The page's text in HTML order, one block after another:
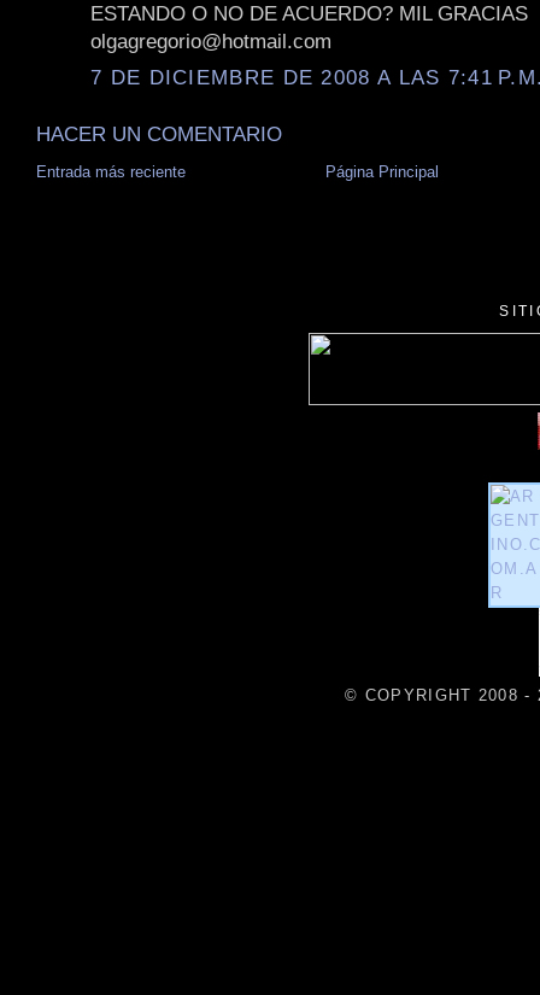
ESTANDO O NO DE ACUERDO? MIL GRACIAS
olgagregorio@hotmail.com
7 DE DICIEMBRE DE 2008 A LAS 7:41
HACER UN COMENTARIO
Entrada más reciente Página Principal
© COPYRIGHT 2008